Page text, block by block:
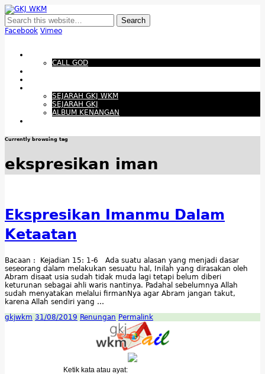
Membangun Gereja Kokoh melalui Pelayanan Holistik, Teknologi, dan
Budaya Apresiatif
Facebook Vimeo
CALL GOD
SEJARAH GKJ WKM
SEJARAH GKJ
ALBUM KENANGAN
Currently browsing tag
ekspresikan iman
Ekspresikan Imanmu Dalam
Ketaatan
Bacaan : Kejadian 15: 1-6 Ada suatu alasan yang menjadi dasar
seseorang dalam melakukan sesuatu hal, Inilah yang dirasakan oleh
Abram disaat usia sudah tidak muda lagi tetapi belum diberi
keturunan sebagai ahli waris nantinya. Padahal sebelumnya Allah
sudah menyatakan melalui firmanNya agar Abram jangan takut,
karena Allah sendiri yang …
gkjwkm 31/08/2019 Renungan Permalink
Ketik kata atau ayat: